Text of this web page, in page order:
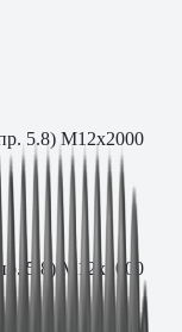
5.8) M12х2000
5.8) M12х2000